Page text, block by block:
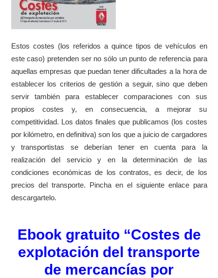
Estos costes (los referidos a quince tipos de vehículos en
este caso) pretenden ser no sólo un punto de referencia para
aquellas empresas que puedan tener di­ficultades a la hora de
establecer los criterios de gestión a seguir, sino que deben
servir también para establecer comparaciones con sus
propios costes y, en consecuencia, a mejorar su
competitividad. Los datos ­finales que publicamos (los costes
por kilómetro, en definitiva) son los que a juicio de cargadores
y transportistas se deberían tener en cuenta para la
realización del servicio y en la determinación de las
condiciones económicas de los contratos, es decir, de los
precios del transporte. Pincha en el siguiente enlace para
descargartelo.
Ebook gratuito “Costes de
explotación del transporte
de mercancías por